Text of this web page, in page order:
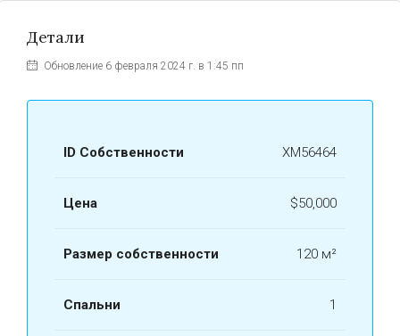
Детали
Обновление 6 февраля 2024 г. в 1:45 пп
ID Собственности ХМ56464
Цена $50,000
Размер собственности 120 м²
Спальни 1